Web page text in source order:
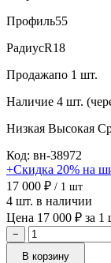
Профиль55
РадиусR18
Продажапо 1 шт.
Наличие 4 шт.
Низкая Высокая
Код: вн-38972
+Скидка 20% на
17 000 ₽ / 1 шт
4 шт. в наличии
Цена 17 000 ₽ за 1
−
В корзину